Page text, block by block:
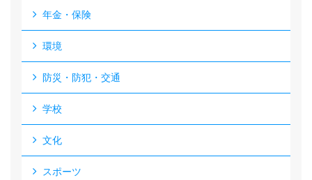
年金・保険
環境
防災・防犯・交通
学校
文化
スポーツ